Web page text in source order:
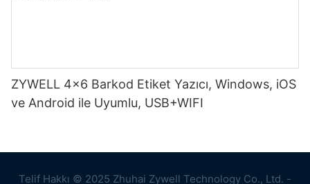
ZYWELL 4x6 Barkod Etiket Yazıcı, Windows, iOS
ve Android ile Uyumlu, USB+WIFI
Telif Hakkı © 2025 Zhuhai Zywell Technology Co., Ltd. -